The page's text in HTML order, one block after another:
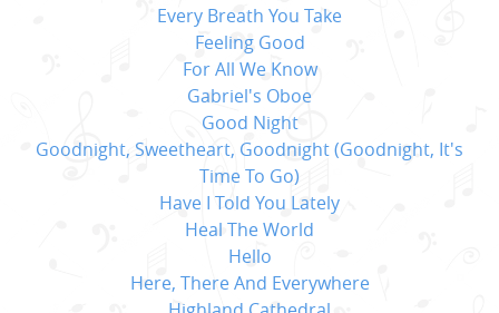
Every Breath You Take
Feeling Good
For All We Know
Gabriel's Oboe
Good Night
Goodnight, Sweetheart, Goodnight (Goodnight, It's
Time To Go)
Have I Told You Lately
Heal The World
Hello
Here, There And Everywhere